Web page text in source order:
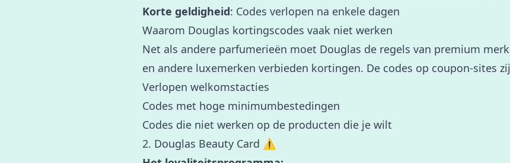
Korte geldigheid: Codes verlopen na enkele dagen
Waarom Douglas kortingscodes vaak niet werken
Net als andere parfumerieën moet Douglas de regels van premium
en andere luxemerken verbieden kortingen. De codes op coupon-sites
Verlopen welkomstacties
Codes met hoge minimumbestedingen
Codes die niet werken op de producten die je wilt
2. Douglas Beauty Card ⚠️